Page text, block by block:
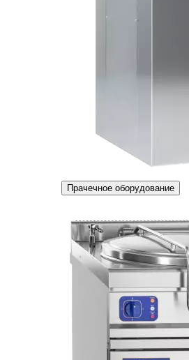
Прачечное оборудование